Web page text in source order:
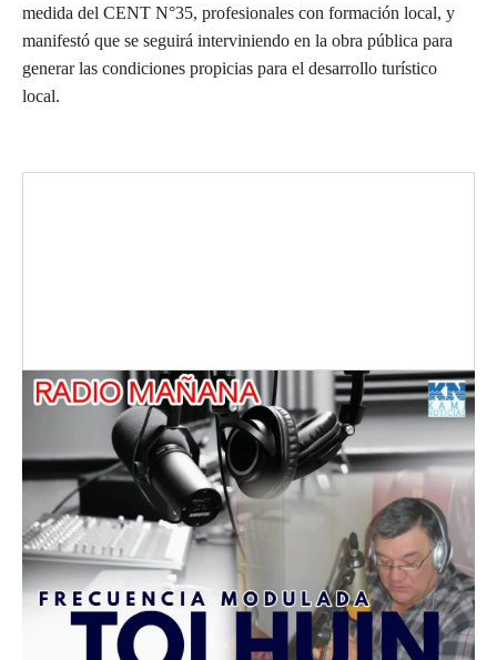
medida del CENT N°35, profesionales con formación local, y
manifestó que se seguirá interviniendo en la obra pública para
generar las condiciones propicias para el desarrollo turístico
local.